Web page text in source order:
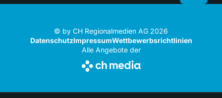
© by CH Regionalmedien AG 2026
DatenschutzImpressumWettbewerbsrichtlinien
Alle Angebote der